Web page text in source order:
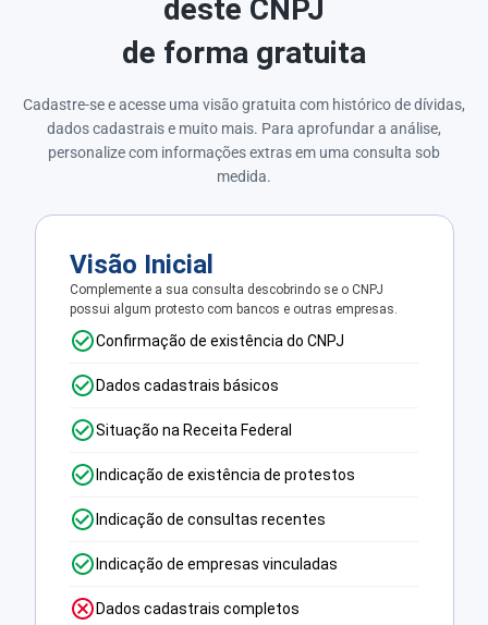
deste CNPJ
de forma gratuita
Cadastre-se e acesse uma visão gratuita com histórico de dívidas,
dados cadastrais e muito mais. Para aprofundar a análise,
personalize com informações extras em uma consulta sob
medida.
Visão Inicial
Complemente a sua consulta descobrindo se o CNPJ
possui algum protesto com bancos e outras empresas.
Confirmação de existência do CNPJ
Dados cadastrais básicos
Situação na Receita Federal
Indicação de existência de protestos
Indicação de consultas recentes
Indicação de empresas vinculadas
Dados cadastrais completos